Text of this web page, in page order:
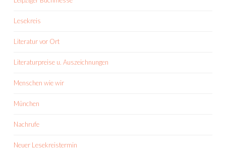
Lesekreis
Literatur vor Ort
Literaturpreise u. Auszeichnungen
Menschen wie wir
München
Nachrufe
Neuer Lesekreistermin